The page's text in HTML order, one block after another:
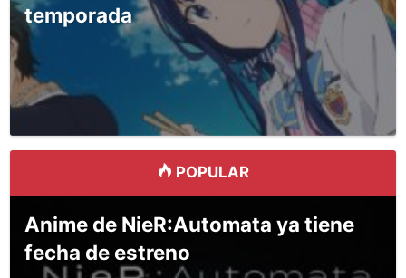
temporada
POPULAR
Anime de NieR:Automata ya tiene
fecha de estreno